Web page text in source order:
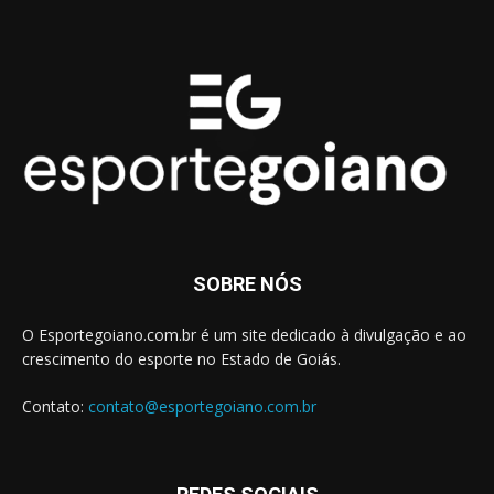
SOBRE NÓS
O Esportegoiano.com.br é um site dedicado à divulgação e ao
crescimento do esporte no Estado de Goiás.
Contato: contato@esportegoiano.com.br